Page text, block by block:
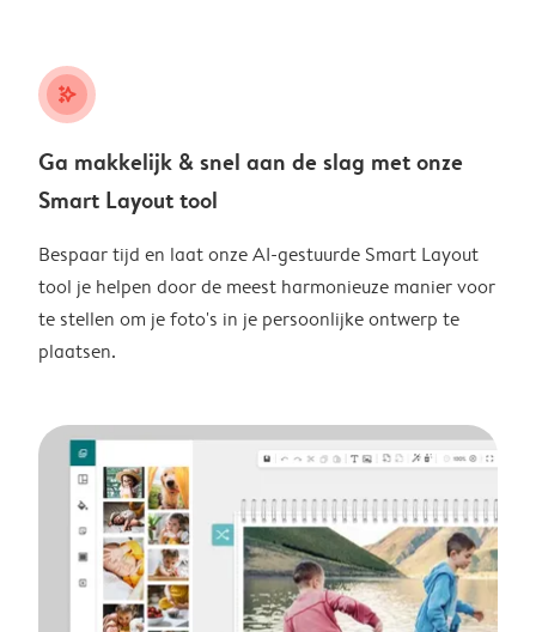
stars_plus
Ga makkelijk & snel aan de slag met onze
Smart Layout tool
Bespaar tijd en laat onze AI-gestuurde Smart Layout
tool je helpen door de meest harmonieuze manier voor
te stellen om je foto's in je persoonlijke ontwerp te
plaatsen.